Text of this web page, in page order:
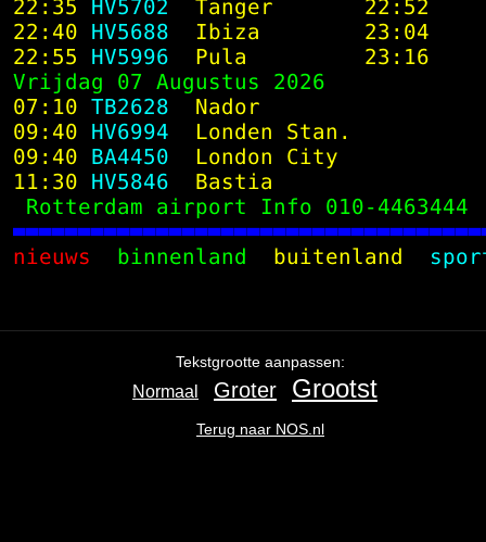
22:35 HV5702 Tanger
22:52
22:40 HV5688 Ibiza
23:04
22:55 HV5996 Pula
23:16
Vrijdag 07 Augustus 2026
07:10 TB2628
Nador
09:40 HV6994
Londen Stan.
09:40 BA4450
London City
11:30 HV5846
Bastia
  Rotterdam airport Info
010-4463444
nieuws
binnenland buitenland
naar
Tekstgrootte aanpassen:
Normaal Groter Grootst
Terug naar NOS.nl